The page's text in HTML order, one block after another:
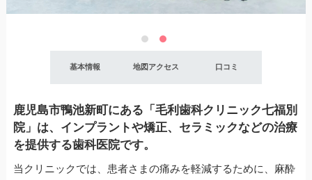
基本情報 地図アクセス 口コミ
鹿児島市鴨池新町にある「毛利歯科クリニック七福別
院」は、インプラントや矯正、セラミックなどの治療
を提供する歯科医院です。
当クリニックでは、患者さまの痛みを軽減するために、麻酔